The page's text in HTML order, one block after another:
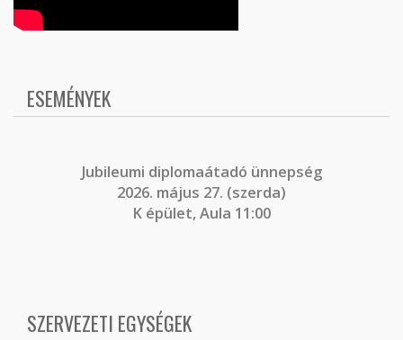
ESEMÉNYEK
Jubileumi diplomaátadó ünnepség
2026. május 27. (szerda)
K épület, Aula 11:00
SZERVEZETI EGYSÉGEK